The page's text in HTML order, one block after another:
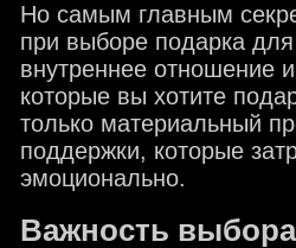
Но самым главным
при выборе подарка
внутреннее отношение
которые вы хотите
только материальный
поддержки, которые
эмоционально.
Важность